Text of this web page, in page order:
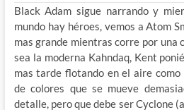
Black Adam sigue narrando y
mundo hay héroes, vemos a Atom
mas grande mientras corre por una
sea la moderna Kahndaq, Kent
mas tarde flotando en el aire
de colores que se mueve
detalle, pero que debe ser Cyclone